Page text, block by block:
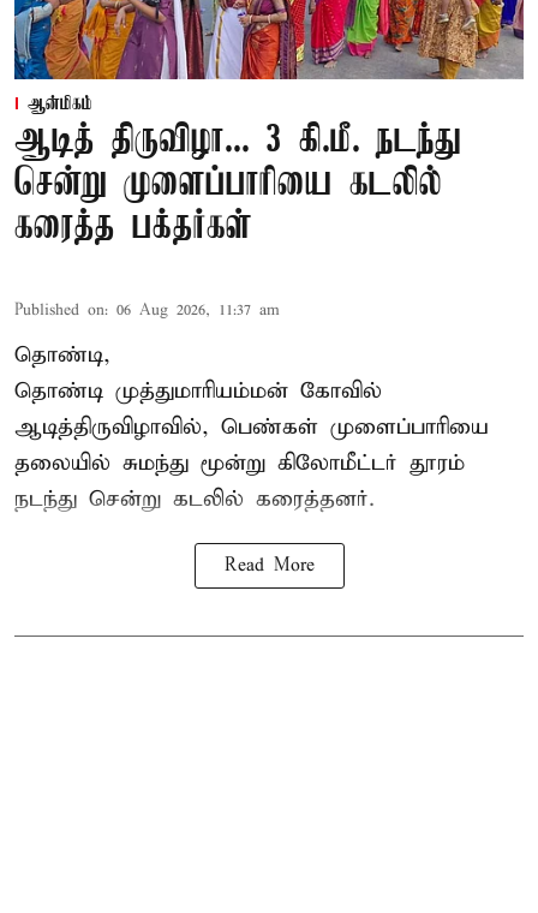
ஆன்மிகம்
ஆடித் திருவிழா... 3 கி.மீ. நடந்து
சென்று முளைப்பாரியை கடலில்
கரைத்த பக்தர்கள்
Published on: 06 Aug 2026, 11:37 am
தொண்டி,
தொண்டி முத்துமாரியம்மன் கோவில்
ஆடித்திருவிழாவில், பெண்கள் முளைப்பாரியை
தலையில் சுமந்து மூன்று கிலோமீட்டர் தூரம்
நடந்து சென்று கடலில் கரைத்தனர்.
Read More